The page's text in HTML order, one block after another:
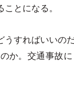
とになる。
すればいいの
か。交通事故